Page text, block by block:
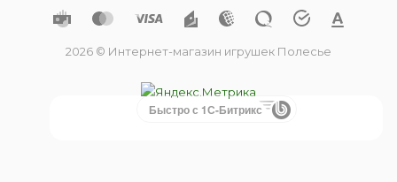
2026 © Интернет-магазин игрушек Полесье
Быстро с 1С-Битрикс